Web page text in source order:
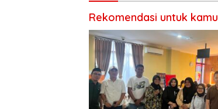
Rekomendasi untuk kamu